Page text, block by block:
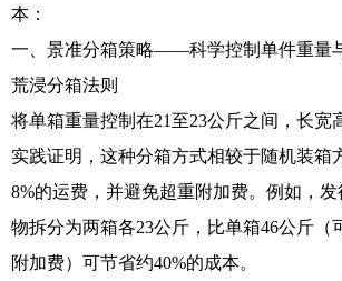
本：
一、景准分箱策略——科学控制单件重量
荒浸分箱法则
将单箱重量控制在21至23公斤之间，长宽
实践证明，这种分箱方式相较于随机装箱
8%的运费，并避免超重附加费。例如，
物拆分为两箱各23公斤，比单箱46公斤（
附加费）可节省约40%的成本。